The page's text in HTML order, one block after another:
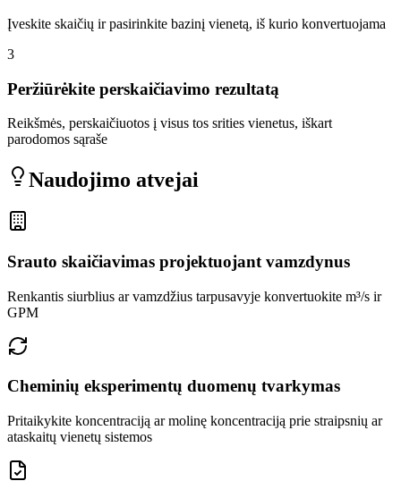
Įveskite skaičių ir pasirinkite bazinį vienetą, iš kurio konvertuojama
3
Peržiūrėkite perskaičiavimo rezultatą
Reikšmės, perskaičiuotos į visus tos srities vienetus, iškart
parodomos sąraše
Naudojimo atvejai
Srauto skaičiavimas projektuojant vamzdynus
Renkantis siurblius ar vamzdžius tarpusavyje konvertuokite m³/s ir
GPM
Cheminių eksperimentų duomenų tvarkymas
Pritaikykite koncentraciją ar molinę koncentraciją prie straipsnių ar
ataskaitų vienetų sistemos